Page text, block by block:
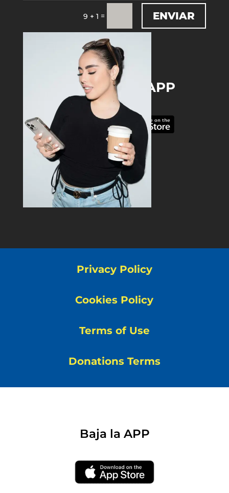
9 + 1 = ENVIAR
DOWNLOAD THE APP
Privacy Policy
Cookies Policy
Terms of Use
Donations Terms
Baja la APP